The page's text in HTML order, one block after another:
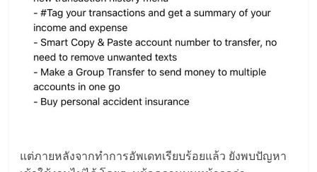
แต่ภายหลังจากทำการอัพเดทเรียบร้อยแล้ว ยังพบปัญหา